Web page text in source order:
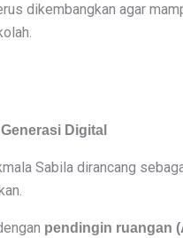
dikembangkan agar
Digital
Sabila dirancang
pendingin ruangan